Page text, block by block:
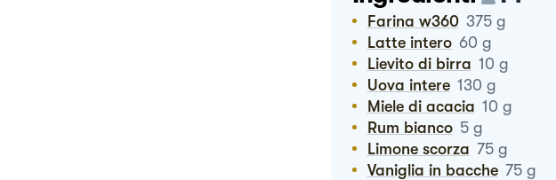
Farina w360 375 g
Latte intero 60 g
Lievito di birra 10 g
Uova intere 130 g
Miele di acacia 10 g
Rum bianco 5 g
Limone scorza 75 g
Vaniglia in bacche 75 g